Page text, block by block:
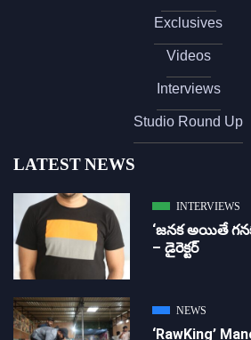
Exclusives
Videos
Interviews
Studio Round Up
LATEST NEWS
INTERVIEWS
‘జ‌న‌క అయితే
– డైరెక్ట‌ర్
NEWS
‘RawKing’